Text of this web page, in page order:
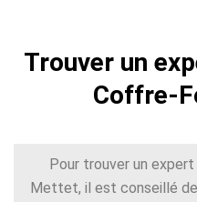
Trouver un
Coffre-
Pour trouver un
Mettet, il est conseillé